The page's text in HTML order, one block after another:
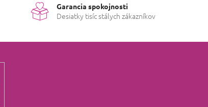
Garancia spokojnosti
Desiatky tisíc stálych zákazníkov